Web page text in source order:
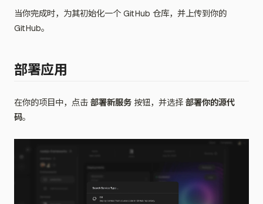
当你完成时，为其初始化一个 GitHub 仓库，并上传到你的
GitHub。
部署应用
在你的项目中，点击 部署新服务 按钮，并选择 部署你的源代
码。